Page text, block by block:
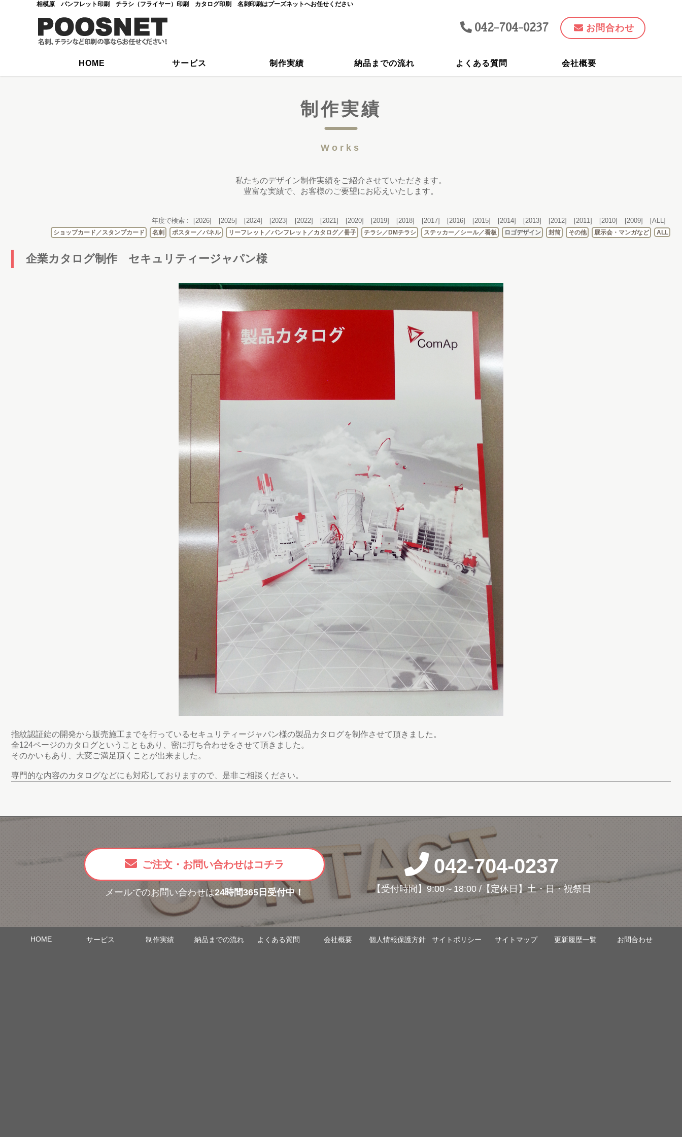
相模原 パンフレット印刷 チラシ（フライヤー）印刷 カタログ印刷 名刺印刷はプーズネットへお任せください
042-704-0237 お問合わせ
HOME サービス 制作実績 納品までの流れ よくある質問 会社概要
制作実績
Works
私たちのデザイン制作実績をご紹介させていただきます。
豊富な実績で、お客様のご要望にお応えいたします。
年度で検索 : [2026] [2025] [2024] [2023] [2022] [2021] [2020] [2019] [2018] [2017] [2016] [2015] [2014] [2013] [2012] [2011] [2010] [2009] [ALL]
ショップカード／スタンプカード 名刺 ポスター／パネル リーフレット／パンフレット／カタログ／冊子 チラシ／DMチラシ ステッカー／シール／看板 ロゴデザイン 封筒 その他 展示会・マンガなど ALL
企業カタログ制作 セキュリティージャパン様
指紋認証錠の開発から販売施工までを行っているセキュリティージャパン様の製品カタログを制作させて頂きました。
全124ページのカタログということもあり、密に打ち合わせをさせて頂きました。
そのかいもあり、大変ご満足頂くことが出来ました。
専門的な内容のカタログなどにも対応しておりますので、是非ご相談ください。
ご注文・お問い合わせはコチラ
メールでのお問い合わせは24時間365日受付中！
042-704-0237
【受付時間】9:00～18:00 /【定休日】土・日・祝祭日
HOME サービス 制作実績 納品までの流れ よくある質問 会社概要 個人情報保護方針 サイトポリシー サイトマップ 更新履歴一覧 お問合わせ